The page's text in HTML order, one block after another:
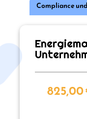
Compliance
825,00